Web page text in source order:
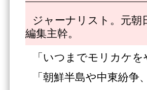
ジャーナリスト。元朝
編集主幹。
「いつまでモリカケ
「朝鮮半島や中東紛